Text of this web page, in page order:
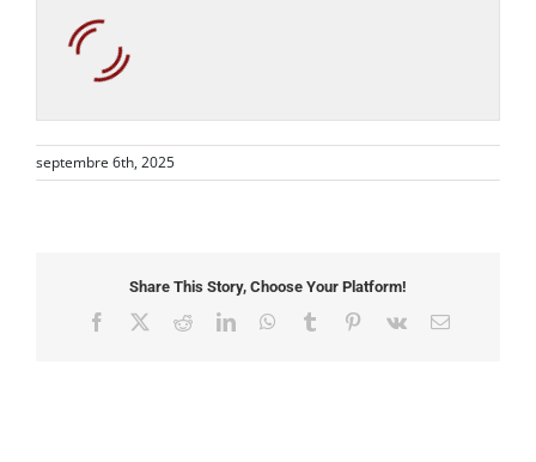
septembre 6th, 2025
Share This Story, Choose Your Platform!
Facebook RedditLinkedInWhatsApp
Tumblr Pinterest
Vk Email